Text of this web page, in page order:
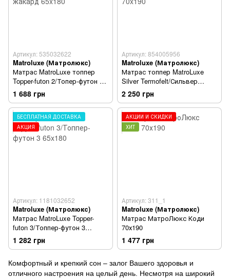
Артикул: 535032622
Matroluxe (Матролюкс)
Матрас MatroLuxe топпер
Topper-futon 2/Топер-футон 2
бязь/жакард 65x180
1 688 грн
Артикул: 854005956
Matroluxe (Матролюкс)
Матрас топпер MatroLuxe
Silver Termofelt/Сильвер
Термофелт 70x190
2 250 грн
БЕСПЛАТНАЯ ДОСТАВКА
АКЦИЯ
Артикул: 1181032652
Matroluxe (Матролюкс)
Матрас MatroLuxe Topper-
futon 3/Топпер-футон 3
65x180
1 282 грн
АКЦИИ И СКИДКИ
ХИТ
Артикул: 311_1
Matroluxe (Матролюкс)
Матрас МатроЛюкс Коди
70х190
1 477 грн
Комфортный и крепкий сон – залог Вашего здоровья и
отличного настроения на целый день. Несмотря на широкий